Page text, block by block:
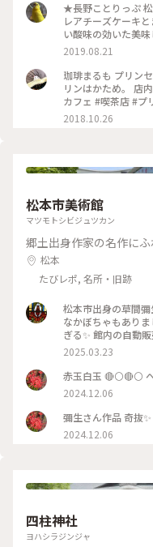
★長野ことりっぷ
レアチーズケーキ
い酸味の効いた美
くり旅の計画たて
珈琲
2019.08.21
珈琲まるも プリン
リンはかため。 店
カフェ #喫茶店 #プ
2018.10.26
松本市美術館
マツモトシビジュツカン
郷土出身作家の名作にふ
松本
たびレポ, 名所・旧跡
松本市出身の草間
なかぼちゃもあり
ぎる✨ 館内の自動
トな景色#美術館
2025.03.23
赤
2024.12.06
彌生さん作品 奇抜✨
2024.12.06
四柱神社
ヨハシラジンジャ